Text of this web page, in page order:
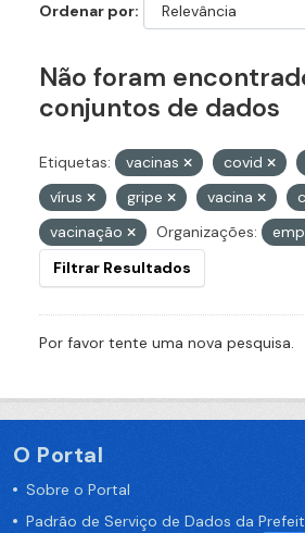
Ordenar por
Não foram
conjuntos de dados
Etiquetas: vacinas covid
vírus
gripe vacina
vacinação
Organizações:
Filtrar Resultados
Por favor tente uma nova pesquisa.
O Portal
Sobre o Portal
Padrão de Serviço de Dados da